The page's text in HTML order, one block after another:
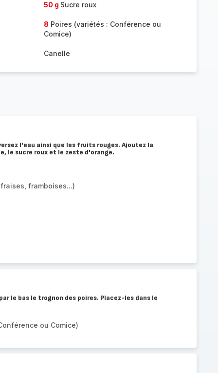
50 g Sucre roux
8 Poires (variétés : Conférence ou
Comice)
Canelle
l'eau ainsi que les fruits rouges. Ajoutez la
le sucre roux et le zeste d'orange.
framboises...)
le bas le trognon des poires. Placez-les dans le
ou Comice)